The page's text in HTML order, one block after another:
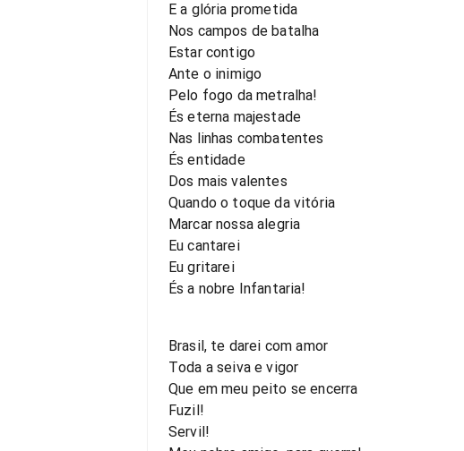
E a glória prometida
Nos campos de batalha
Estar contigo
Ante o inimigo
Pelo fogo da metralha!
És eterna majestade
Nas linhas combatentes
És entidade
Dos mais valentes
Quando o toque da vitória
Marcar nossa alegria
Eu cantarei
Eu gritarei
És a nobre Infantaria!
Brasil, te darei com amor
Toda a seiva e vigor
Que em meu peito se encerra
Fuzil!
Servil!